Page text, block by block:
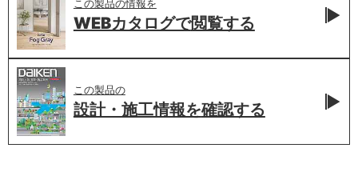
この製品の情報を
WEBカタログで閲覧する
この製品の
設計・施工情報を確認する